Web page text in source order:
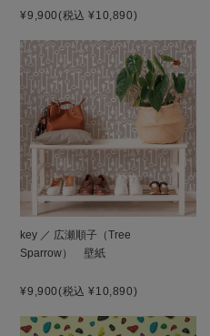
¥9,900(税込 ¥10,890)
key ／ 広瀬順子（Tree
Sparrow） 壁紙
¥9,900(税込 ¥10,890)